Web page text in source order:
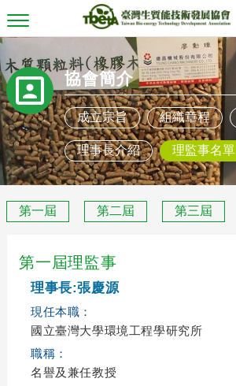
T
o
g
l
n
a
v
i
g
a
i
o
協會簡介
成立宗旨 組織章程
理事長介紹 理監事名單
第一屆 第二屆 第三屆
第一屆理監事
理事長:張慶源
現任本職：
國立臺灣大學環境工程學研究所
職稱：
名譽及兼任教授